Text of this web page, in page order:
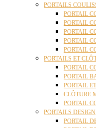
PORTAILS
PORTAIL
PORTAIL
PORTAIL
PORTAIL
PORTAIL
PORTAILS ET
PORTAIL
PORTAIL
PORTAIL
CLÔTURE
PORTAIL
PORTAILS DESIGN
PORTAIL